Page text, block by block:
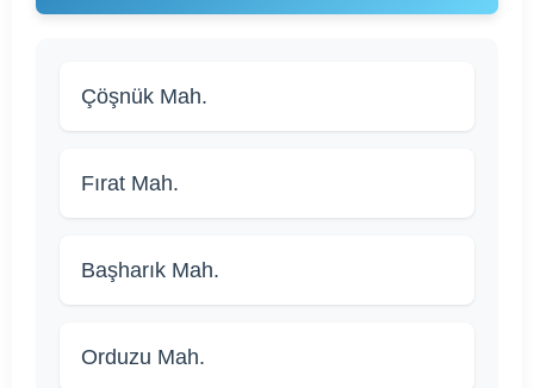
Çöşnük Mah.
Fırat Mah.
Başharık Mah.
Orduzu Mah.